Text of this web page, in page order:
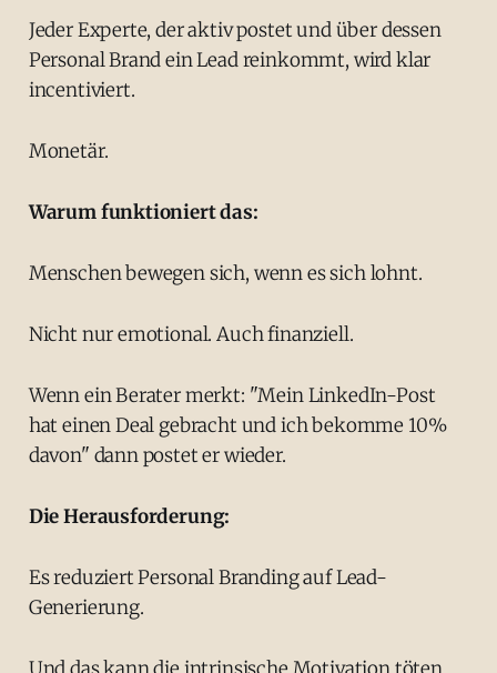
Jeder Experte, der aktiv postet und über dessen
Personal Brand ein Lead reinkommt, wird klar
incentiviert.
Monetär.
Warum funktioniert das:
Menschen bewegen sich, wenn es sich lohnt.
Nicht nur emotional. Auch finanziell.
Wenn ein Berater merkt: "Mein LinkedIn-Post
hat einen Deal gebracht und ich bekomme 10%
davon" dann postet er wieder.
Die Herausforderung:
Es reduziert Personal Branding auf Lead-
Generierung.